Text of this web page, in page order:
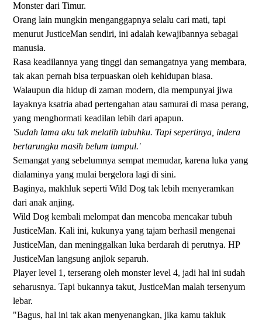
Monster dari Timur.
Orang lain mungkin menganggapnya selalu cari mati, tapi
menurut JusticeMan sendiri, ini adalah kewajibannya sebagai
manusia.
Rasa keadilannya yang tinggi dan semangatnya yang membara,
tak akan pernah bisa terpuaskan oleh kehidupan biasa.
Walaupun dia hidup di zaman modern, dia mempunyai jiwa
layaknya ksatria abad pertengahan atau samurai di masa perang,
yang menghormati keadilan lebih dari apapun.
'Sudah lama aku tak melatih tubuhku. Tapi sepertinya, indera
bertarungku masih belum tumpul.'
Semangat yang sebelumnya sempat memudar, karena luka yang
dialaminya yang mulai bergelora lagi di sini.
Baginya, makhluk seperti Wild Dog tak lebih menyeramkan
dari anak anjing.
Wild Dog kembali melompat dan mencoba mencakar tubuh
JusticeMan. Kali ini, kukunya yang tajam berhasil mengenai
JusticeMan, dan meninggalkan luka berdarah di perutnya. HP
JusticeMan langsung anjlok separuh.
Player level 1, terserang oleh monster level 4, jadi hal ini sudah
seharusnya. Tapi bukannya takut, JusticeMan malah tersenyum
lebar.
"Bagus, hal ini tak akan menyenangkan, jika kamu takluk